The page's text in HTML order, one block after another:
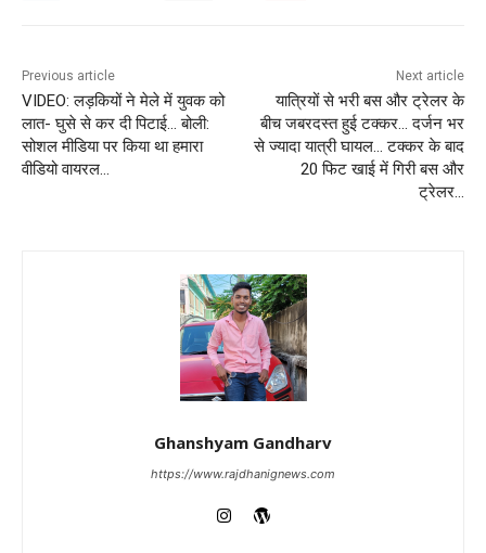
Previous article
VIDEO: लड़कियों ने मेले में युवक को
लात- घुसे से कर दी पिटाई… बोली:
सोशल मीडिया पर किया था हमारा
वीडियो वायरल…
Next article
यात्रियों से भरी बस और ट्रेलर के
बीच जबरदस्त हुई टक्कर… दर्जन भर
से ज्यादा यात्री घायल… टक्कर के बाद
20 फिट खाई में गिरी बस और
ट्रेलर…
Ghanshyam Gandharv
https://www.rajdhanignews.com